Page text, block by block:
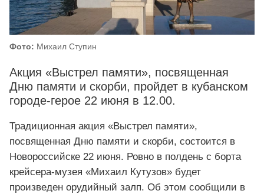
Фото: Михаил Ступин
Акция «Выстрел памяти», посвященная
Дню памяти и скорби, пройдет в кубанском
городе-герое 22 июня в 12.00.
Традиционная акция «Выстрел памяти»,
посвященная Дню памяти и скорби, состоится в
Новороссийске 22 июня. Ровно в полдень с борта
крейсера-музея «Михаил Кутузов» будет
произведен орудийный залп. Об этом сообщили в